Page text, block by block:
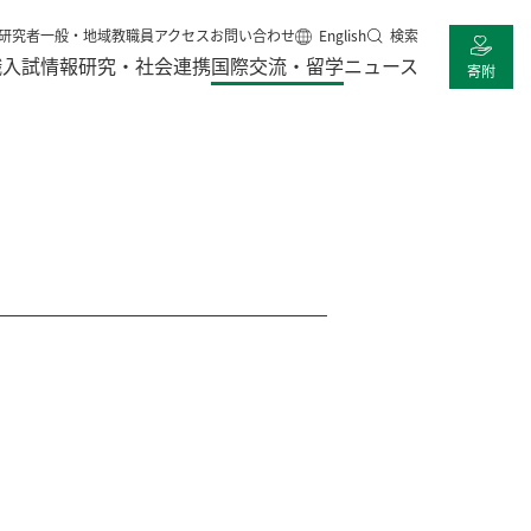
入試情報研究・社会連携国際交流・留学ニュース
究者一般・地域教職員アクセスお問い合わせ
English
寄附
検索